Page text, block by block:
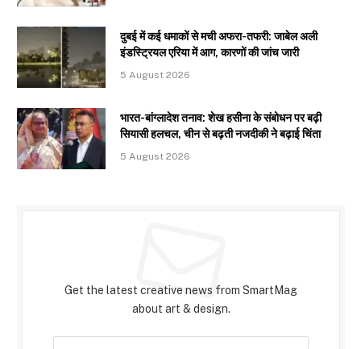
दुबई में कई धमाकों से मची अफरा-तफरी: जाबेल अली
इंडस्ट्रियल एरिया में आग, कारणों की जांच जारी
5 August 2026
भारत-बांग्लादेश तनाव: शेख हसीना के संबोधन पर बढ़ी
सियासी हलचल, चीन से बढ़ती नजदीकी ने बढ़ाई चिंता
5 August 2026
Get the latest creative news from SmartMag
about art & design.